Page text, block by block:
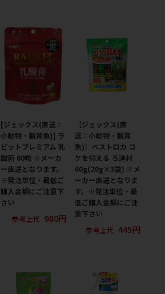
[ジェックス(直送：
小動物・観賞魚)] ラ
ビットプレミアム 乳
酸菌 60粒 ※メーカ
ー直送となります。
※発注単位・最低ご
購入金額にご注意下
さい
参考上代 980円
［ジェックス(直
送：小動物・観賞
魚)］ベストロカ コ
ケを抑える ろ過材
60g(20g×3袋) ※メ
ーカー直送となりま
す。※発注単位・最
低ご購入金額にご注
意下さい
参考上代 445円